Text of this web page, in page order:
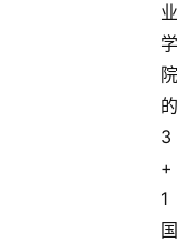
业
学
院
的
3
+
1
国